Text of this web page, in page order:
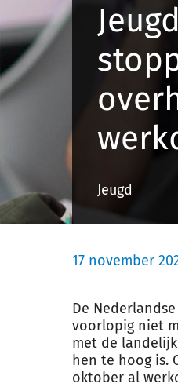
Jeugd
17 november
De
voorlopig niet
met de
hen te hoog is.
oktober al